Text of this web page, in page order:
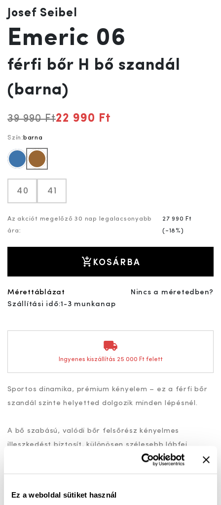
Ez a weboldal sütiket használ
Josef Seibel
Emeric 06
férfi bőr H bő szandál
(barna)
39 990 Ft22 990 Ft
Szín: barna
kék barna
40 41
Az akciót megelőző 30 nap legalacsonyabb
ára:
27 990 Ft
(-18%)
KOSÁRBA
Mérettáblázat
Nincs a méretedben?
Szállítási idő:1-3 munkanap
Ingyenes kiszállítás 25 000 Ft felett
Sportos dinamika, prémium kényelem – ez a férfi bőr
szandál szinte helyetted dolgozik minden lépésnél.
A bő szabású, valódi bőr felsőrész kényelmes
illeszkedést biztosít, különösen szélesebb lábfej
esetén. A tépőzáras állításnak köszönhetően